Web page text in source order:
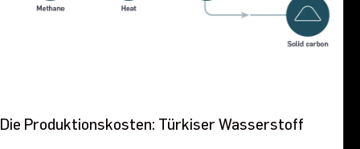
Die Produktionskosten: Türkiser Wasserstoff